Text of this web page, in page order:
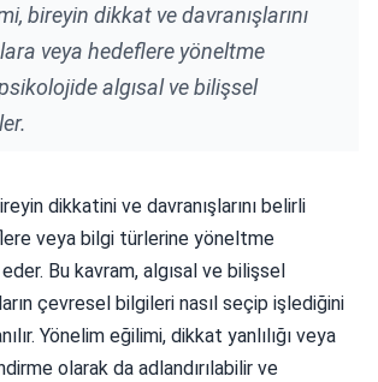
bireyin dikkat ve davranışlarını
veya hedeflere yöneltme
psikolojide algısal ve bilişsel
dikkatini ve davranışlarını belirli
veya bilgi türlerine yöneltme
eder. Bu kavram, algısal ve bilişsel
çevresel bilgileri nasıl seçip işlediğini
Yönelim eğilimi, dikkat yanlılığı veya
olarak da adlandırılabilir ve